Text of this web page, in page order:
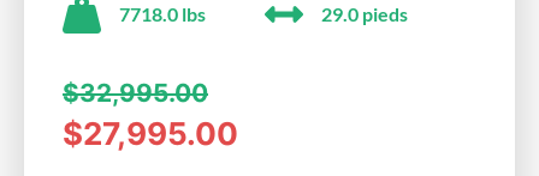
7718.0 lbs 29.0 pieds
$32,995.00
$27,995.00